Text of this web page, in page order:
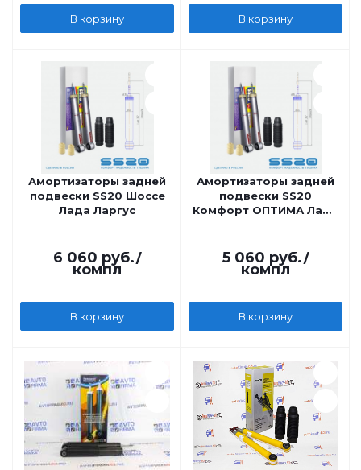
В корзину В корзину
Амортизаторы задней
подвески SS20 Шоссе
Лада Ларгус
6 060 руб./
компл
В корзину
Амортизаторы задней
подвески SS20
Комфорт ОПТИМА Лада
5 060 руб./
компл
В корзину